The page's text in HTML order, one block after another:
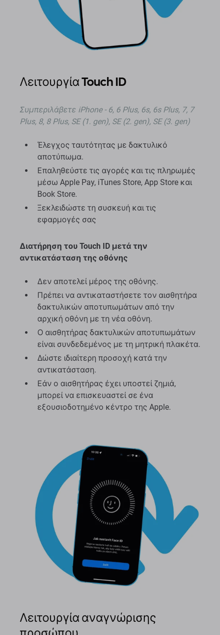
Λειτουργία Touch ID
Συμπεριλάβετε iPhone - 6, 6 Plus, 6s, 6s Plus, 7, 7
Plus, 8, 8 Plus, SE (1. gen), SE (2. gen), SE (3. gen)
Έλεγχος ταυτότητας με δακτυλικό
αποτύπωμα.
Επαληθεύστε τις αγορές και τις πληρωμές
μέσω Apple Pay, iTunes Store, App Store και
Book Store.
Ξεκλειδώστε τη συσκευή και τις
εφαρμογές σας
Διατήρηση του Touch ID μετά την
αντικατάσταση της οθόνης
Δεν αποτελεί μέρος της οθόνης.
Πρέπει να αντικαταστήσετε τον αισθητήρα
δακτυλικών αποτυπωμάτων από την
αρχική οθόνη με τη νέα οθόνη.
Ο αισθητήρας δακτυλικών αποτυπωμάτων
είναι συνδεδεμένος με τη μητρική πλακέτα.
Δώστε ιδιαίτερη προσοχή κατά την
αντικατάσταση.
Εάν ο αισθητήρας έχει υποστεί ζημιά,
μπορεί να επισκευαστεί σε ένα
εξουσιοδοτημένο κέντρο της Apple.
Λειτουργία αναγνώρισης